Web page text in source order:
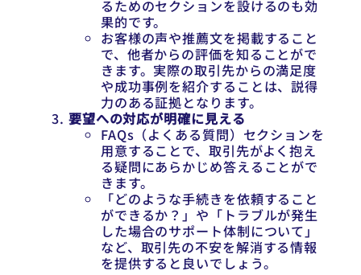
るためのセクションを設けるのも効
果的です。
お客様の声や推薦文を掲載すること
で、他者からの評価を知ることがで
きます。実際の取引先からの満足度
や成功事例を紹介することは、説得
力のある証拠となります。
要望への対応が明確に見える
FAQs（よくある質問）セクションを
用意することで、取引先がよく抱え
る疑問にあらかじめ答えることがで
きます。
「どのような手続きを依頼すること
ができるか？」や「トラブルが発生
した場合のサポート体制について」
など、取引先の不安を解消する情報
を提供すると良いでしょう。